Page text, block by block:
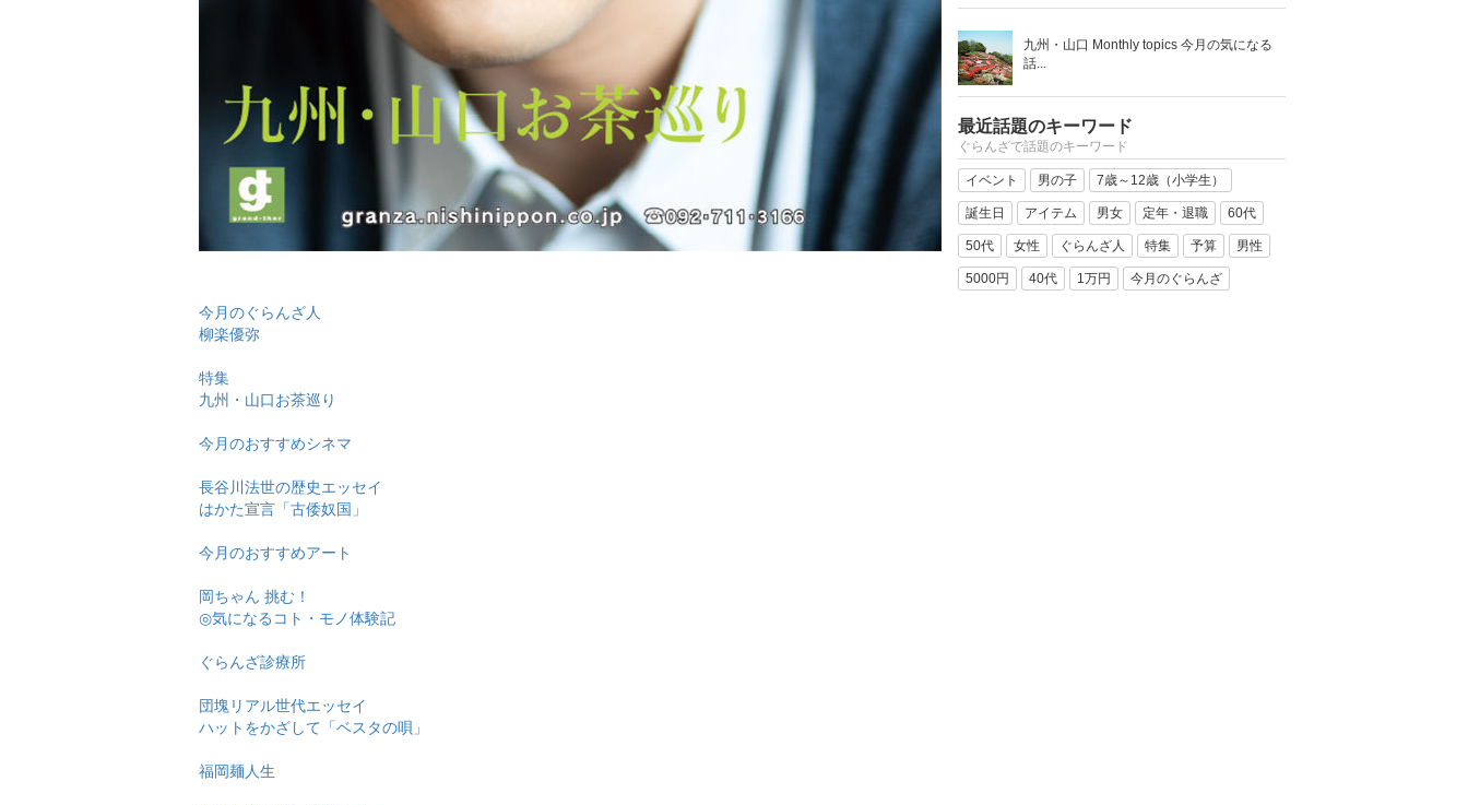
今月のぐらんざ人
柳楽優弥
特集
九州・山口お茶巡り
今月のおすすめシネマ
長谷川法世の歴史エッセイ
はかた宣言「古倭奴国」
今月のおすすめアート
岡ちゃん 挑む！
◎気になるコト・モノ体験記
ぐらんざ診療所
団塊リアル世代エッセイ
ハットをかざして「ベスタの唄」
福岡麺人生
九州・山口 Monthly topics 今月の気になる
話...
最近話題のキーワード
ぐらんざで話題のキーワード
イベント 男の子 7歳～12歳（小学生）
誕生日 アイテム 男女 定年・退職 60代
50代 女性 ぐらんざ人 特集 予算 男性
5000円 40代 1万円 今月のぐらんざ